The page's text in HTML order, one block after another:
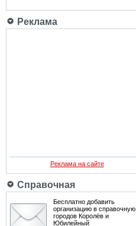
Реклама
Реклама на сайте
Справочная
Бесплатно добавить
организацию в справочную
городов Королёв и
Юбилейный